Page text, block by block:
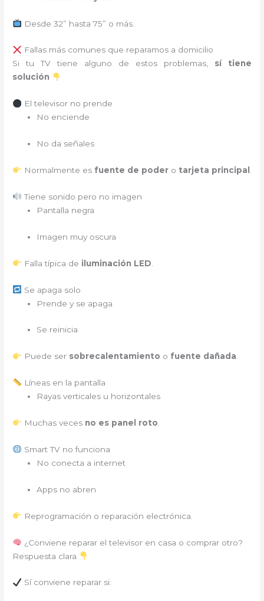
Desde 32” hasta 75” o más.
Fallas más comunes que reparamos a domicilio
Si tu TV tiene alguno de estos problemas, sí tiene
solución
El televisor no prende
No enciende
No da señales
Normalmente es fuente de podero tarjeta principal
Tiene sonido pero no imagen
Pantalla negra
Imagen muy oscura
Falla típica de iluminación LED
Se apaga solo
Prende y se apaga
Se reinicia
Puede ser sobrecalentamiento o fuente dañada.
Líneas en la pantalla
Rayas verticales u horizontales
Muchas veces no es panel roto
Smart TV no funciona
No conecta a internet
Apps no abren
Reprogramación o reparación electrónica.
¿Conviene reparar el televisor en casa o comprar otro?
Respuesta clara
Sí conviene reparar si: